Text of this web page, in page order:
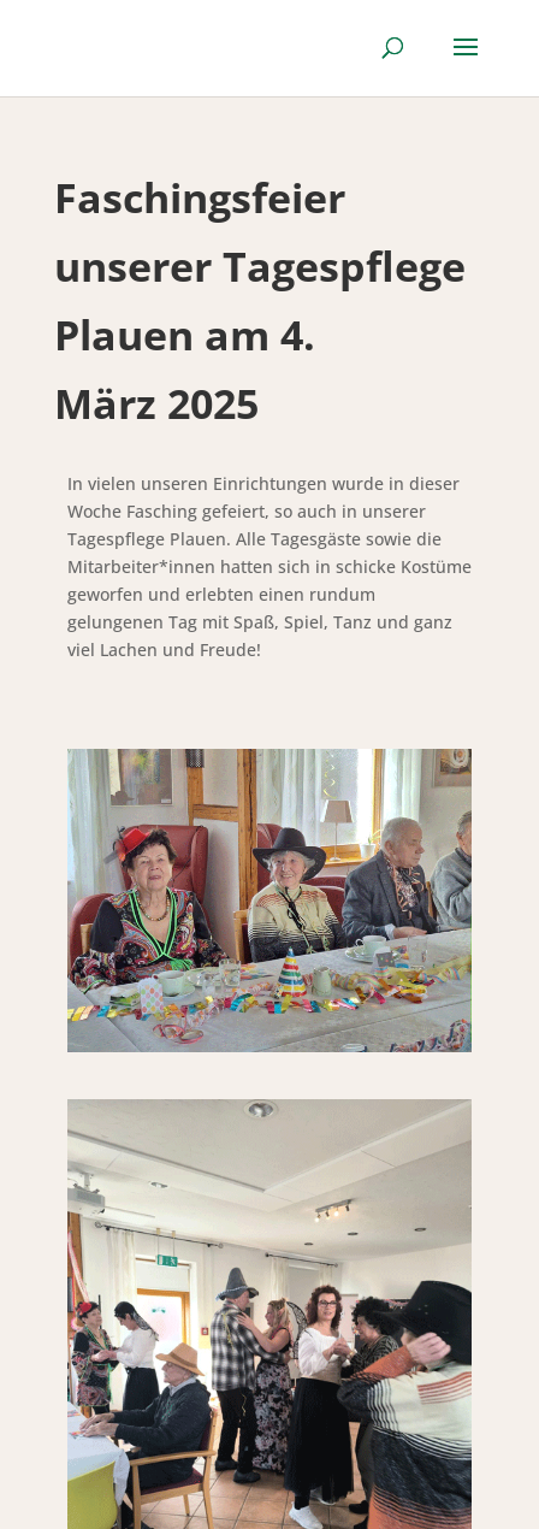
Faschingsfeier
unserer Tagespflege
Plauen am 4.
März 2025
In vielen unseren Einrichtungen wurde in dieser
Woche Fasching gefeiert, so auch in unserer
Tagespflege Plauen. Alle Tagesgäste sowie die
Mitarbeiter*innen hatten sich in schicke Kostüme
geworfen und erlebten einen rundum
gelungenen Tag mit Spaß, Spiel, Tanz und ganz
viel Lachen und Freude!